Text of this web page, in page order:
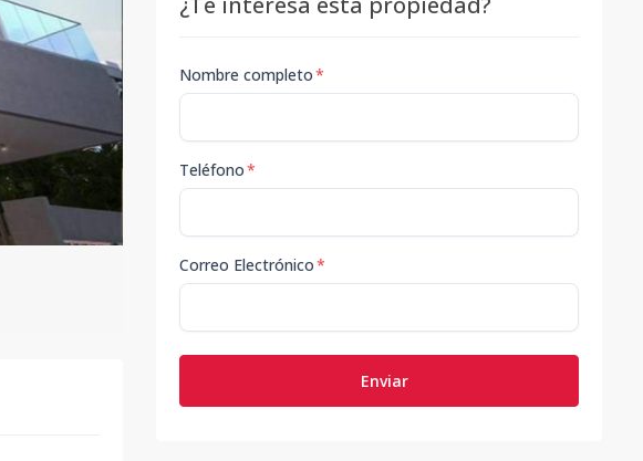
Nombre completo*
Teléfono*
Correo Electrónico*
Enviar